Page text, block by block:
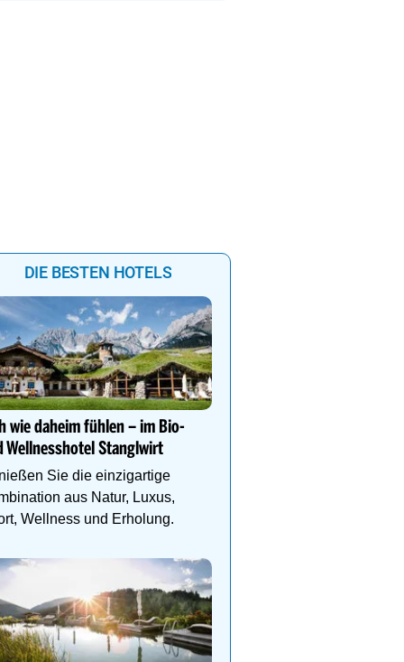
DIE BESTEN HOTELS
wie daheim fühlen – im Bio-
Wellnesshotel Stanglwirt
Sie die einzigartige
aus Natur, Luxus,
Wellness und Erholung.